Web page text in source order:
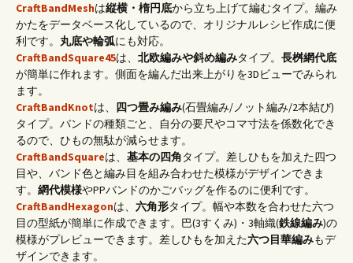
CraftBandMeshは縦横・楕円底から立ち上げて編むタイプ。編み
かたをデータベース化しているので、オリジナルレシピ作成に便
利です。 丸底や輪弧にも対応。
CraftBandSquare45は、 北欧編みや斜め編みタイプ。 長桝網代底
が簡単に作れます。側面を編んだ出来上がりを3Dビューでみられ
ます。
CraftBandKnotは、 四つ畳み編み(石畳編み/ノット編み/2本結び)
タイプ。バンドの種類ごと、自分の要尺やコマ寸法を係数化でき
るので、ひもの無駄が減らせます。
CraftBandSquareは、 基本の四角タイプ。差しひもを加えた四つ
目や、バンド色と編み目を組み合わせた模様がデザインできま
す。 網代模様やPPバンドのかごバッグを作るのに便利です。
CraftBandHexagonは、 六角形タイプ。幅や本数を合わせた六つ
目の型紙が簡単に作成できます。巴(3すくみ)・3軸織(鉄線編み)の
模様がプレビューできます。差しひもを加えた六つ目華編みもデ
ザインできます。